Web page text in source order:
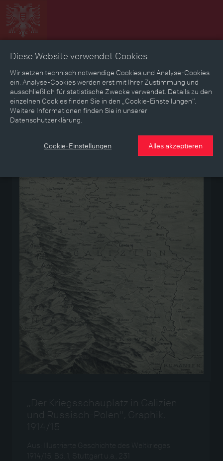
Zeitbild Zeitreise Landkarte Erinnerungen
Mediathek Textmodus
Medium
„Der Kriegsschauplatz in Galizien
und Russisch-Polen", Graphik,
1914/15
Aus: Illustrierte Geschichte des Weltkrieges
1914/15, Bd. 1, Stuttgart u.a., 231
Diese Website verwendet Cookies
Wir setzen technisch notwendige Cookies und Analyse-Cookies
ein. Analyse-Cookies werden erst mit Ihrer Zustimmung und
ausschließlich für statistische Zwecke verwendet. Details zu den
einzelnen Cookies finden Sie in den „Cookie-Einstellungen“.
Weitere Informationen finden Sie in unserer
Datenschutzerklärung.
Cookie-Einstellungen Alles akzeptieren